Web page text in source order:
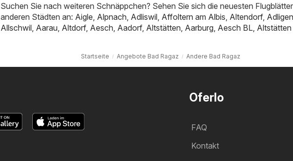
Suchen Sie nach weiteren Schnäppchen? Sehen Sie sich die neuesten
anderen Städten an: Aigle Alpnach Adliswil Affoltern am Albis Altendorf,
Allschwil Aarau Altdorf, Aesch Aadorf, Altstätten Aarburg Aesch BL Altstätten
Startseite Angebote Bad Ragaz Andere Bad Ragaz
Oferlo
FAQ
Kontakt